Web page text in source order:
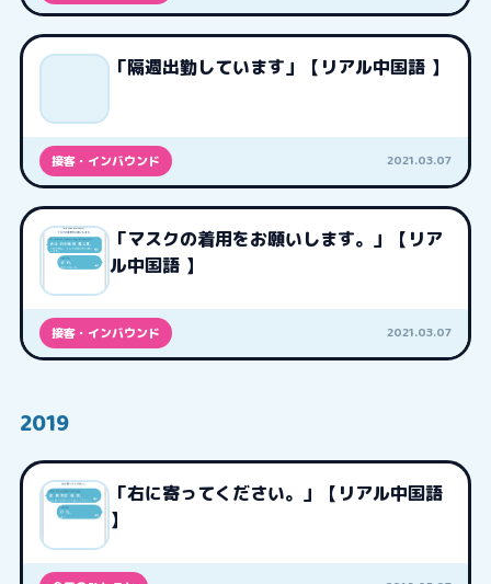
「隔週出勤しています」【リアル中国語 】
接客・インバウンド 2021.03.07
「マスクの着用をお願いします。」【リア
ル中国語 】
接客・インバウンド 2021.03.07
2019
「右に寄ってください。」【リアル中国語
】